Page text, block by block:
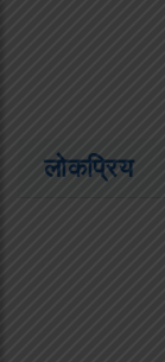
लोकप्रिय